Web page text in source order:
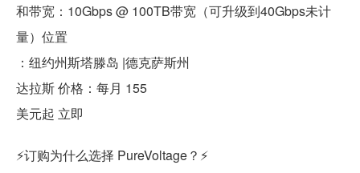
和带宽：10Gbps @ 100TB带宽（可升级到40Gbps未计
量）位置
：纽约州斯塔滕岛 |德克萨斯州
达拉斯 价格：每月 155
美元起 立即
⚡订购为什么选择 PureVoltage？⚡